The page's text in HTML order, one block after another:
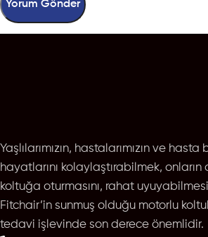
Yaşlılarımızın, hastalarımızın ve hasta
hayatlarını kolaylaştırabilmek, onların
koltuğa oturmasını, rahat
Fitchair’in sunmuş olduğu motorlu
tedavi işlevinde son derece önemlidir.